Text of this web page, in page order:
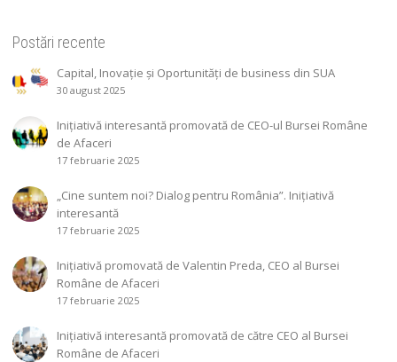
Postări recente
Capital, Inovație și Oportunități de business din SUA
30 august 2025
Inițiativă interesantă promovată de CEO-ul Bursei Române
de Afaceri
17 februarie 2025
„Cine suntem noi? Dialog pentru România”. Inițiativă
interesantă
17 februarie 2025
Inițiativă promovată de Valentin Preda, CEO al Bursei
Române de Afaceri
17 februarie 2025
Inițiativă interesantă promovată de către CEO al Bursei
Române de Afaceri